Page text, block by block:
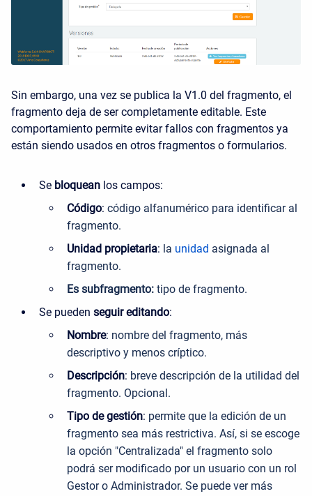
Sin embargo, una vez se publica la V1.0 del fragmento, el
fragmento deja de ser completamente editable. Este
comportamiento permite evitar fallos con fragmentos ya
están siendo usados en otros fragmentos o formularios.
Se bloquean los campos:
Código: código alfanumérico para identificar al
fragmento.
Unidad propietaria: la unidad asignada al
fragmento.
Es subfragmento: tipo de fragmento.
Se pueden seguir editando:
Nombre: nombre del fragmento, más
descriptivo y menos críptico.
Descripción: breve descripción de la utilidad del
fragmento. Opcional.
Tipo de gestión: permite que la edición de un
fragmento sea más restrictiva. Así, si se escoge
la opción "Centralizada" el fragmento solo
podrá ser modificado por un usuario con un rol
Gestor o Administrador. Se puede ver más